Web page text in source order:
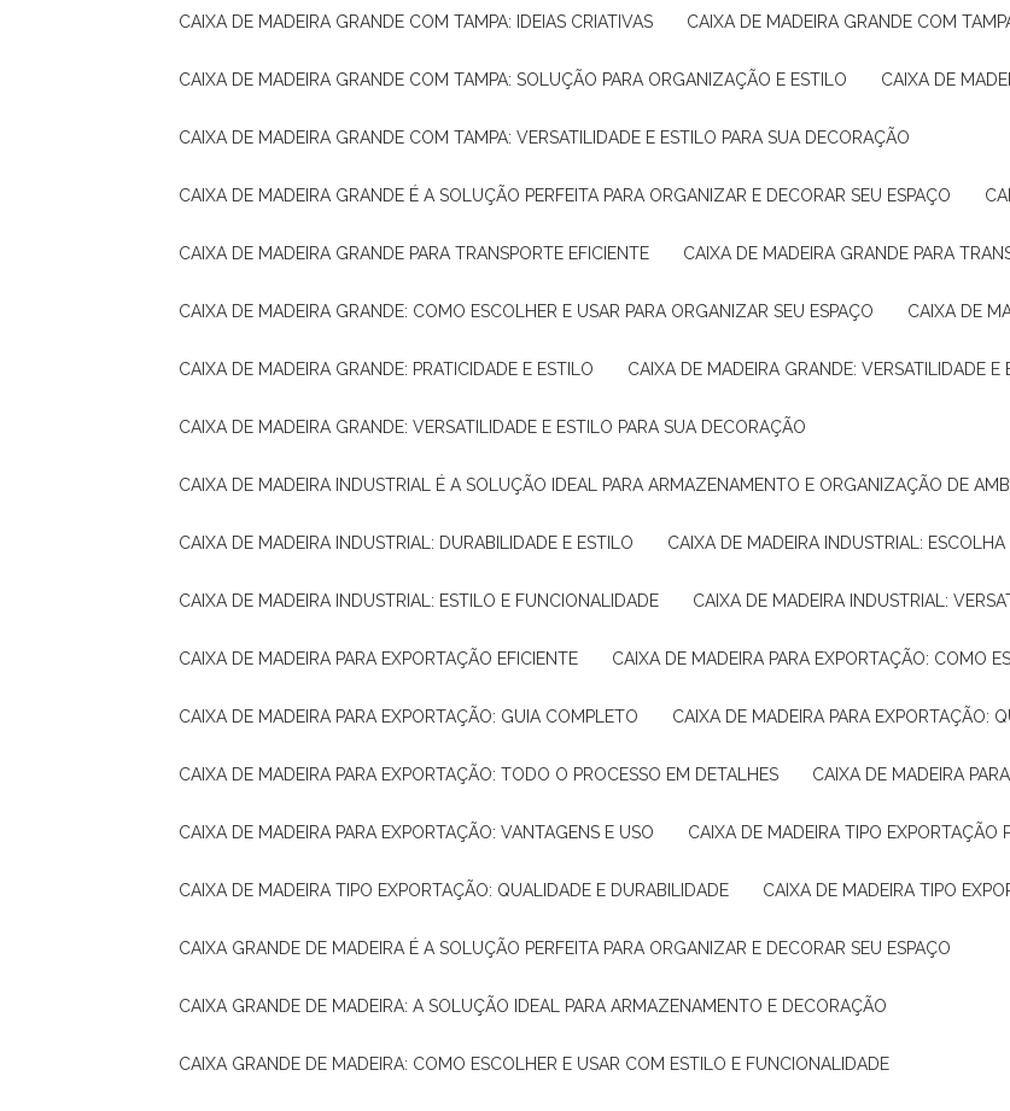
CAIXA DE MADEIRA GRANDE COM TAMPA: IDEIAS CRIATIVAS CAIXA DE MADEIRA GRANDE COM
CAIXA DE MADEIRA GRANDE COM TAMPA: SOLUÇÃO PARA ORGANIZAÇÃO E ESTILO CAIXA DE
CAIXA DE MADEIRA GRANDE COM TAMPA: VERSATILIDADE E ESTILO PARA SUA DECORAÇÃO
CAIXA DE MADEIRA GRANDE É A SOLUÇÃO PERFEITA PARA ORGANIZAR E DECORAR SEU ESPAÇO
CAIXA DE MADEIRA GRANDE PARA TRANSPORTE EFICIENTE CAIXA DE MADEIRA GRANDE PARA
CAIXA DE MADEIRA GRANDE: COMO ESCOLHER E USAR PARA ORGANIZAR SEU ESPAÇO CAIXA DE
CAIXA DE MADEIRA GRANDE: PRATICIDADE E ESTILO CAIXA DE MADEIRA GRANDE: VERSATILIDADE
CAIXA DE MADEIRA GRANDE: VERSATILIDADE E ESTILO PARA SUA DECORAÇÃO
CAIXA DE MADEIRA INDUSTRIAL É A SOLUÇÃO IDEAL PARA ARMAZENAMENTO E ORGANIZAÇÃO DE
CAIXA DE MADEIRA INDUSTRIAL: DURABILIDADE E ESTILO CAIXA DE MADEIRA INDUSTRIAL:
CAIXA DE MADEIRA INDUSTRIAL: ESTILO E FUNCIONALIDADE CAIXA DE MADEIRA INDUSTRIAL:
CAIXA DE MADEIRA PARA EXPORTAÇÃO EFICIENTE CAIXA DE MADEIRA PARA EXPORTAÇÃO: COMO
CAIXA DE MADEIRA PARA EXPORTAÇÃO: GUIA COMPLETO CAIXA DE MADEIRA PARA EXPORTAÇÃO:
CAIXA DE MADEIRA PARA EXPORTAÇÃO: TODO O PROCESSO EM DETALHES CAIXA DE MADEIRA
CAIXA DE MADEIRA PARA EXPORTAÇÃO: VANTAGENS E USO CAIXA DE MADEIRA TIPO
CAIXA DE MADEIRA TIPO EXPORTAÇÃO: QUALIDADE E DURABILIDADE CAIXA DE MADEIRA TIPO
CAIXA GRANDE DE MADEIRA É A SOLUÇÃO PERFEITA PARA ORGANIZAR E DECORAR SEU ESPAÇO
CAIXA GRANDE DE MADEIRA: A SOLUÇÃO IDEAL PARA ARMAZENAMENTO E DECORAÇÃO
CAIXA GRANDE DE MADEIRA: COMO ESCOLHER E USAR COM ESTILO E FUNCIONALIDADE